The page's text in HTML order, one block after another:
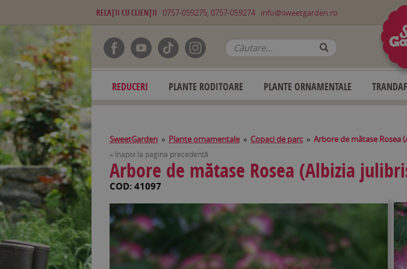
RELAŢII CU CLIENŢII 0757-059275, 0757-059274 info@sweetgarden.ro
REDUCERI PLANTE RODITOARE PLANTE ORNAMENTALE
SweetGarden » Plante ornamentale » Copaci de parc » Arbore de mătase Rosea
« Înapoi la pagina precedentă
Arbore de mătase Rosea (Albizia
COD: 41097